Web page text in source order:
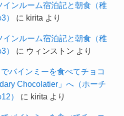
ンルーム宿泊記と朝食（稚
）
に kirita より
ンルーム宿泊記と朝食（稚
）
に ウィンストン より
バインミーを食べてチョコ
Chocolatier」へ（ホーチ
）
に kirita より